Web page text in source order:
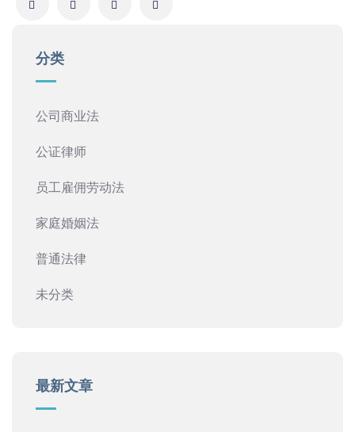
分类
公司商业法
公证律师
员工雇佣劳动法
家庭婚姻法
普通法律
未分类
最新文章